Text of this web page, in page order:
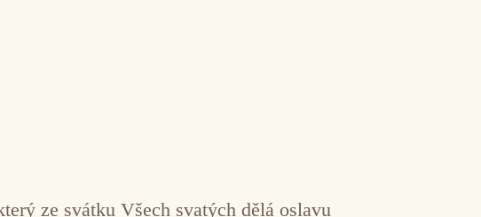
ze svátku Všech svatých dělá oslavu